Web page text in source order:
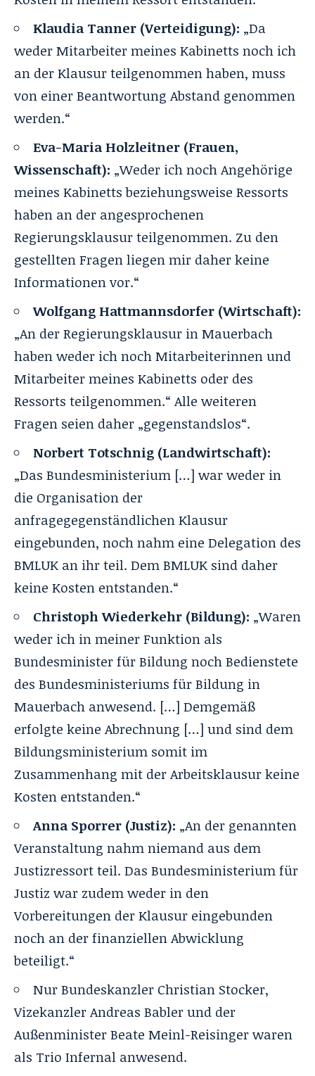
Klaudia Tanner (Verteidigung): „Da
weder Mitarbeiter meines Kabinetts noch ich
an der Klausur teilgenommen haben, muss
von einer Beantwortung Abstand genommen
werden.“
Eva-Maria Holzleitner (Frauen,
Wissenschaft): „Weder ich noch Angehörige
meines Kabinetts beziehungsweise Ressorts
haben an der angesprochenen
Regierungsklausur teilgenommen. Zu den
gestellten Fragen liegen mir daher keine
Informationen vor.“
Wolfgang Hattmannsdorfer (Wirtschaft):
„An der Regierungsklausur in Mauerbach
haben weder ich noch Mitarbeiterinnen und
Mitarbeiter meines Kabinetts oder des
Ressorts teilgenommen.“ Alle weiteren
Fragen seien daher „gegenstandslos“.
Norbert Totschnig (Landwirtschaft):
„Das Bundesministerium […] war weder in
die Organisation der
anfragegegenständlichen Klausur
eingebunden, noch nahm eine Delegation des
BMLUK an ihr teil. Dem BMLUK sind daher
keine Kosten entstanden.“
Christoph Wiederkehr (Bildung): „Waren
weder ich in meiner Funktion als
Bundesminister für Bildung noch Bedienstete
des Bundesministeriums für Bildung in
Mauerbach anwesend. […] Demgemäß
erfolgte keine Abrechnung […] und sind dem
Bildungsministerium somit im
Zusammenhang mit der Arbeitsklausur keine
Kosten entstanden.“
Anna Sporrer (Justiz): „An der genannten
Veranstaltung nahm niemand aus dem
Justizressort teil. Das Bundesministerium für
Justiz war zudem weder in den
Vorbereitungen der Klausur eingebunden
noch an der finanziellen Abwicklung
beteiligt.“
Nur Bundeskanzler Christian Stocker,
Vizekanzler Andreas Babler und der
Außenminister Beate Meinl-Reisinger waren
als Trio Infernal anwesend.